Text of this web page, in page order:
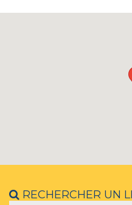
RECHERCHER UN